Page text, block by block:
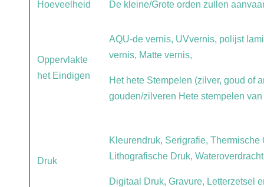
Hoeveelheid De kleine/Grote orden zullen
Oppervlakte
het Eindigen
AQU-de vernis, UVvernis, polijst
vernis, Matte vernis,
Het hete Stempelen (zilver, goud of
gouden/zilveren Hete stempelen
Druk
Kleurendruk, Serigrafie, Thermische
Lithografische Druk,
Digitaal Druk, Gravure, Letterzetsel